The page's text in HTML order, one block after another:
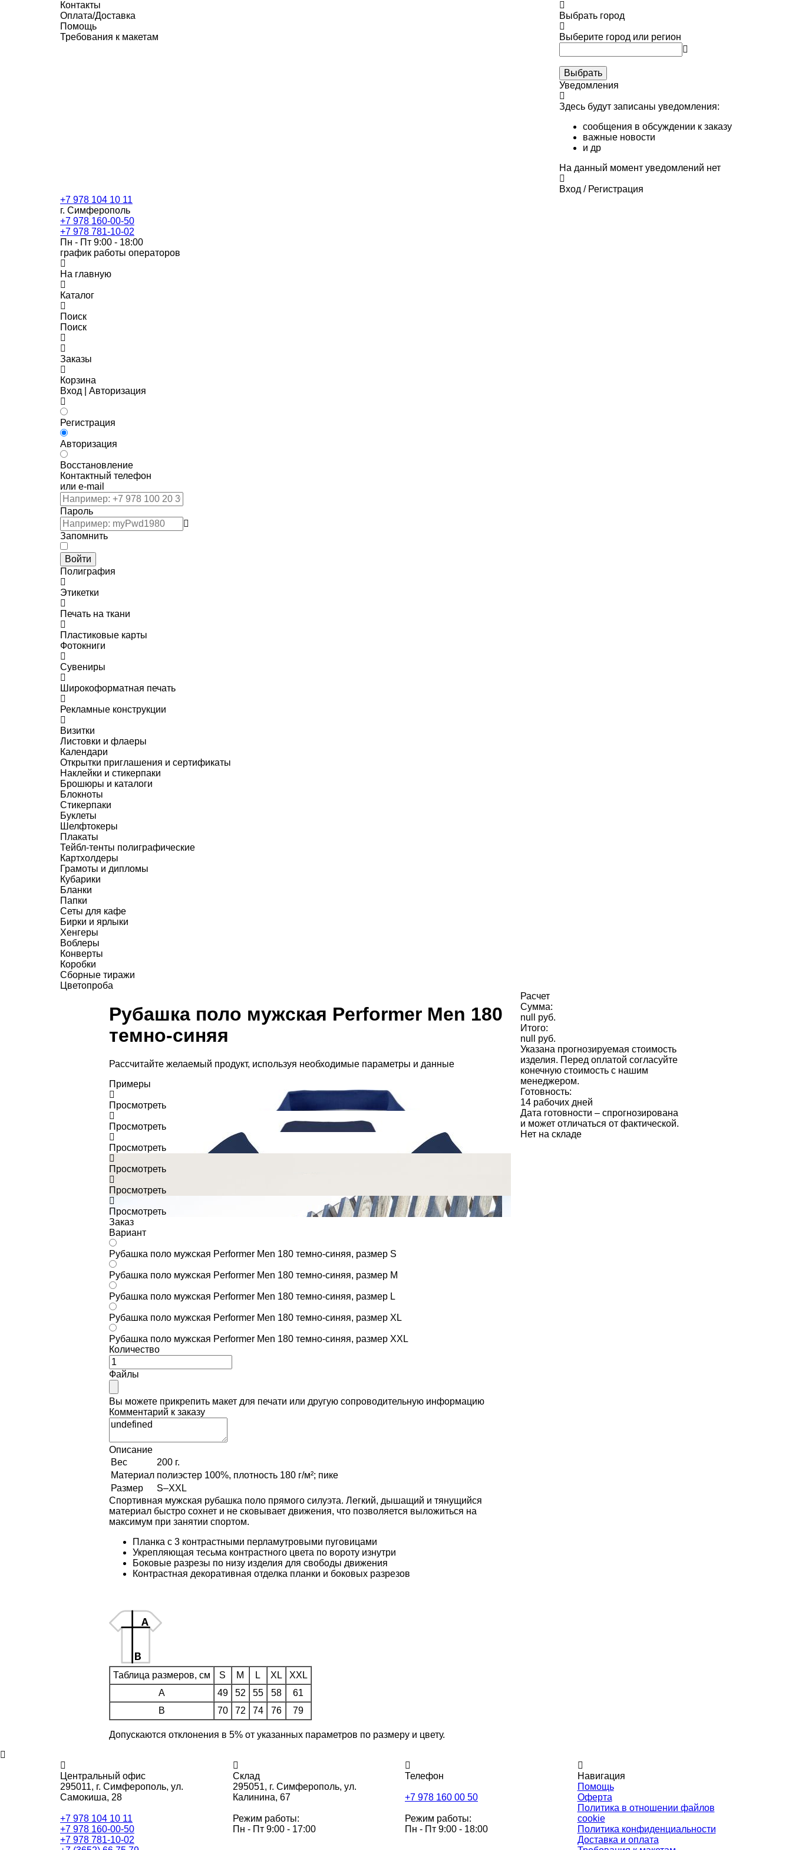
Контакты
Оплата/Доставка
Помощь
Требования к макетам
Выбрать город
Выберите город или регион
Выбрать
Уведомления
Здесь будут записаны уведомления:
сообщения в обсуждении к заказу
важные новости
и др
На данный момент уведомлений нет
Вход / Регистрация
+7 978 104 10 11
г. Симферополь
+7 978 160-00-50
+7 978 781-10-02
Пн - Пт 9:00 - 18:00
график работы операторов
На главную
Каталог
Поиск
Поиск
Заказы
Корзина
Вход | Авторизация
Регистрация
Авторизация
Восстановление
Контактный телефон
или e-mail
Пароль
Запомнить
Войти
Полиграфия
Этикетки
Печать на ткани
Пластиковые карты
Фотокниги
Сувениры
Широкоформатная печать
Рекламные конструкции
Визитки
Листовки и флаеры
Календари
Открытки приглашения и сертификаты
Наклейки и стикерпаки
Брошюры и каталоги
Блокноты
Стикерпаки
Буклеты
Шелфтокеры
Плакаты
Тейбл-тенты полиграфические
Картхолдеры
Грамоты и дипломы
Кубарики
Бланки
Папки
Сеты для кафе
Бирки и ярлыки
Хенгеры
Воблеры
Конверты
Коробки
Сборные тиражи
Цветопроба
Рубашка поло мужская Performer Men 180
темно-синяя
Рассчитайте желаемый продукт, используя необходимые параметры и данные
Примеры
Просмотреть
Просмотреть
Просмотреть
Просмотреть
Просмотреть
Просмотреть
Заказ
Вариант
Рубашка поло мужская Performer Men 180 темно-синяя, размер S
Рубашка поло мужская Performer Men 180 темно-синяя, размер M
Рубашка поло мужская Performer Men 180 темно-синяя, размер L
Рубашка поло мужская Performer Men 180 темно-синяя, размер XL
Рубашка поло мужская Performer Men 180 темно-синяя, размер XXL
Количество
Файлы
Вы можете прикрепить макет для печати или другую сопроводительную информацию
Комментарий к заказу
Описание
Вес
200 г.
Материал полиэстер 100%, плотность 180 г/м²; пике
Размер
S–XXL
Спортивная мужская рубашка поло прямого силуэта. Легкий, дышащий и тянущийся
материал быстро сохнет и не сковывает движения, что позволяется выложиться на
максимум при занятии спортом.
Планка с 3 контрастными перламутровыми пуговицами
Укрепляющая тесьма контрастного цвета по вороту изнутри
Боковые разрезы по низу изделия для свободы движения
Контрастная декоративная отделка планки и боковых разрезов
Таблица размеров, см S M L XL
XXL
A
49 52 55 58
61
B
70 72 74 76 79
Допускаются отклонения в 5% от указанных параметров по размеру и цвету.
Расчет
Сумма:
null руб.
Итого:
null руб.
Указана прогнозируемая стоимость
изделия. Перед оплатой согласуйте
конечную стоимость с нашим
менеджером.
Готовность:
14 рабочих дней
Дата готовности – спрогнозирована
и может отличаться от фактической.
Нет на складе
Центральный офис
295011, г. Симферополь, ул.
Самокиша, 28
+7 978 104 10 11
+7 978 160-00-50
+7 978 781-10-02
Склад
295051, г. Симферополь, ул.
Калинина, 67
Режим работы:
Пн - Пт 9:00 - 17:00
Телефон
+7 978 160 00 50
Режим работы:
Пн - Пт 9:00 - 18:00
Навигация
Помощь
Оферта
Политика в отношении файлов
cookie
Политика конфиденциальности
Доставка и оплата